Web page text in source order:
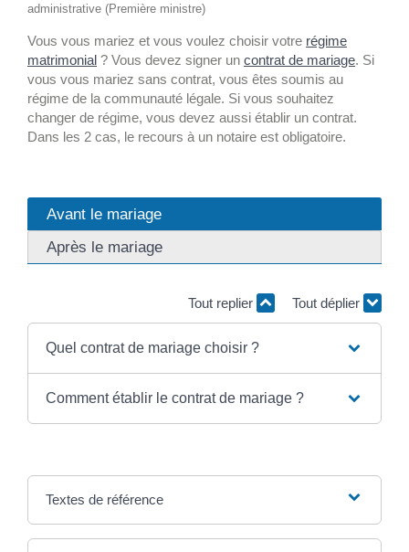
administrative (Première ministre)
Vous vous mariez et vous voulez choisir votre régime
matrimonial ? Vous devez signer un contrat de mariage. Si
vous vous mariez sans contrat, vous êtes soumis au
régime de la communauté légale. Si vous souhaitez
changer de régime, vous devez aussi établir un contrat.
Dans les 2 cas, le recours à un notaire est obligatoire.
Avant le mariage
Après le mariage
Tout replier Tout déplier
Quel contrat de mariage choisir ?
Comment établir le contrat de mariage ?
Textes de référence